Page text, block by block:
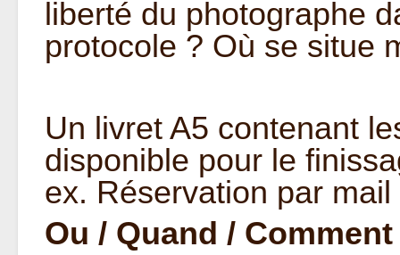
liberté du photographe
protocole ? Où se situe
Un livret A5 contenant
disponible pour le
ex. Réservation par
Ou / Quand /